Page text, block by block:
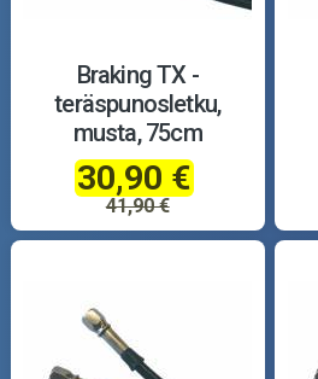
Braking TX -
teräspunosletku,
musta, 75cm
30,90 €
41,90 €